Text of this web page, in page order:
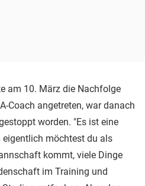
am 10. März die Nachfolge
Coach angetreten, war danach
worden. "Es ist eine
möchtest du als
kommt, viele Dinge
im Training und